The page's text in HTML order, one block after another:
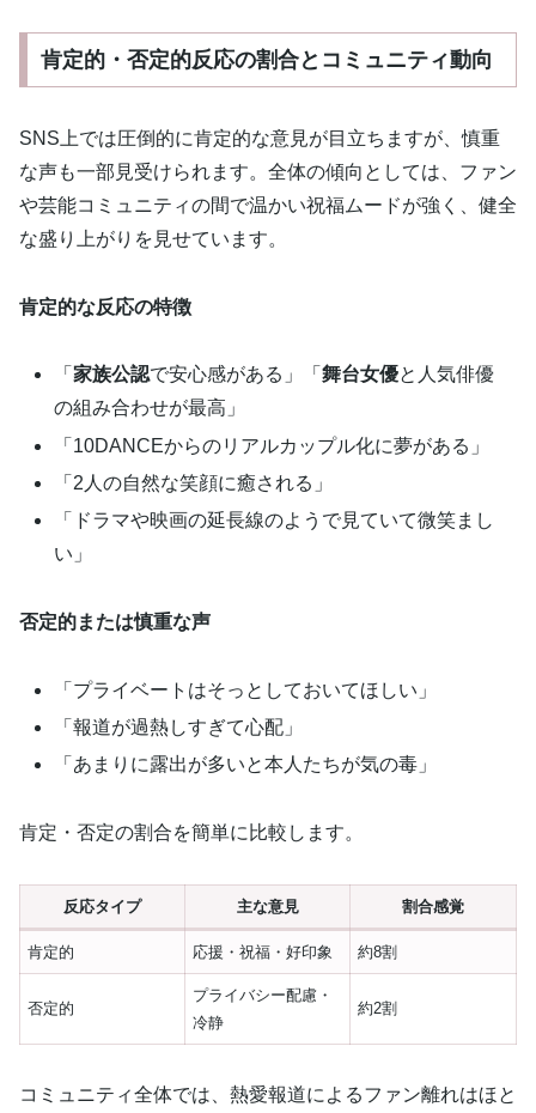
肯定的・否定的反応の割合とコミュニティ動向
SNS上では圧倒的に肯定的な意見が目立ちますが、慎重
な声も一部見受けられます。全体の傾向としては、ファン
や芸能コミュニティの間で温かい祝福ムードが強く、健全
な盛り上がりを見せています。
肯定的な反応の特徴
「家族公認で安心感がある」「舞台女優と人気俳優
の組み合わせが最高」
「10DANCEからのリアルカップル化に夢がある」
「2人の自然な笑顔に癒される」
「ドラマや映画の延長線のようで見ていて微笑まし
い」
否定的または慎重な声
「プライベートはそっとしておいてほしい」
「報道が過熱しすぎて心配」
「あまりに露出が多いと本人たちが気の毒」
肯定・否定の割合を簡単に比較します。
反応タイプ 主な意見 割合感覚
肯定的 応援・祝福・好印象 約8割
否定的
プライバシー配慮・
冷静
約2割
コミュニティ全体では、熱愛報道によるファン離れはほと